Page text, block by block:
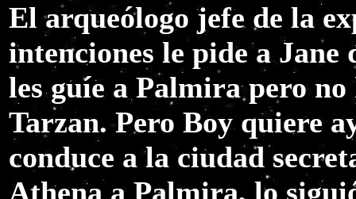
El arqueólogo jefe de la
intenciones le pide a Jane
les guíe a Palmira pero
Tarzan. Pero Boy quiere
conduce a la ciudad
Athena a Palmira, lo